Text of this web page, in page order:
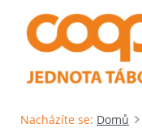
Nacházíte se: Domů